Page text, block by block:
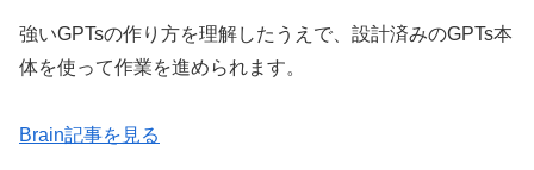
強いGPTsの作り方を理解したうえで、設計済みのGPTs本
体を使って作業を進められます。
Brain記事を見る